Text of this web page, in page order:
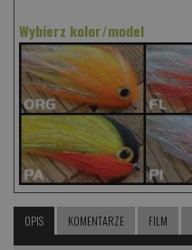
Wybierz kolor/model
OPIS KOMENTARZE FILM